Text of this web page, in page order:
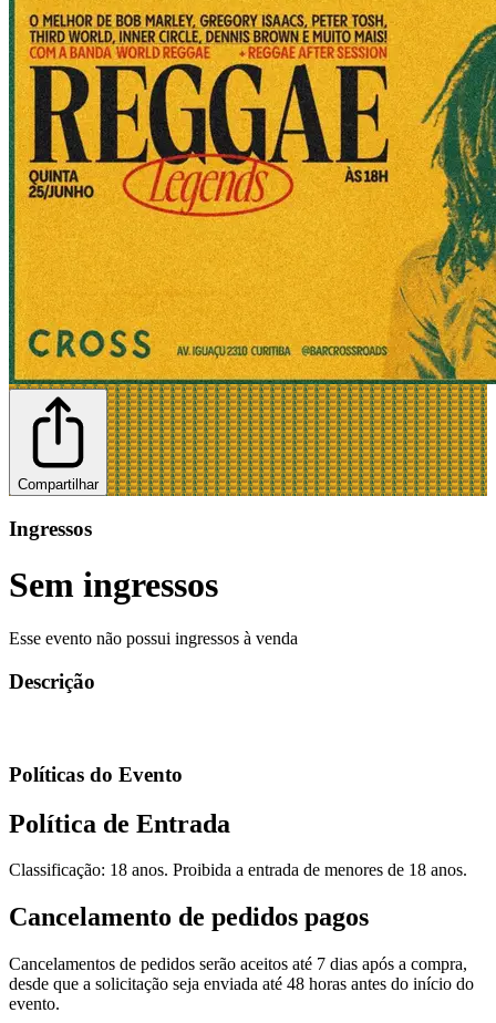
Compartilhar
Ingressos
Sem ingressos
Esse evento não possui ingressos à venda
Descrição
Políticas do Evento
Política de Entrada
Classificação: 18 anos. Proibida a entrada de menores de 18 anos.
Cancelamento de pedidos pagos
Cancelamentos de pedidos serão aceitos até 7 dias após a compra,
desde que a solicitação seja enviada até 48 horas antes do início do
evento.